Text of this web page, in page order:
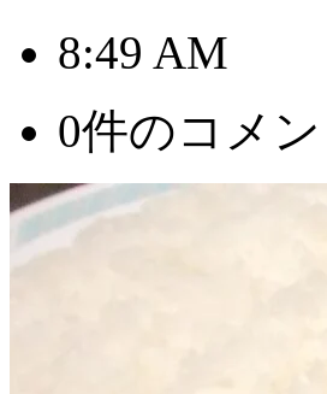
8:49 AM
0件のコメン